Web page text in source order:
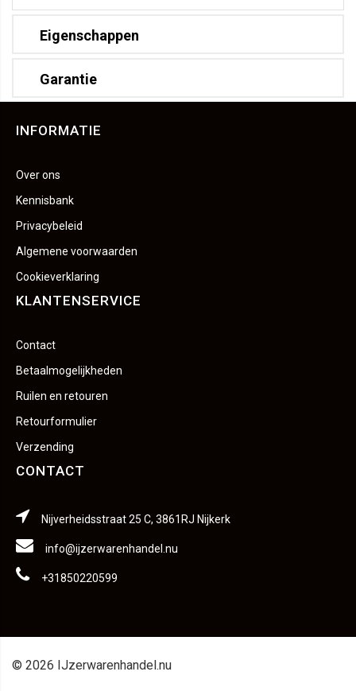
Eigenschappen
Garantie
INFORMATIE
Over ons
Kennisbank
Privacybeleid
Algemene voorwaarden
Cookieverklaring
KLANTENSERVICE
Contact
Betaalmogelijkheden
Ruilen en retouren
Retourformulier
Verzending
CONTACT
Nijverheidsstraat 25 C, 3861RJ Nijkerk
info@ijzerwarenhandel.nu
+31850220599
© 2026 IJzerwarenhandel.nu